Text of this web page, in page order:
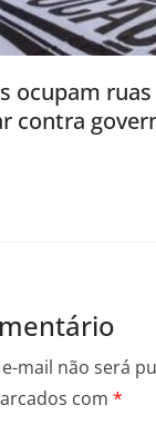
ocupam ruas
contra
mail não será
com *